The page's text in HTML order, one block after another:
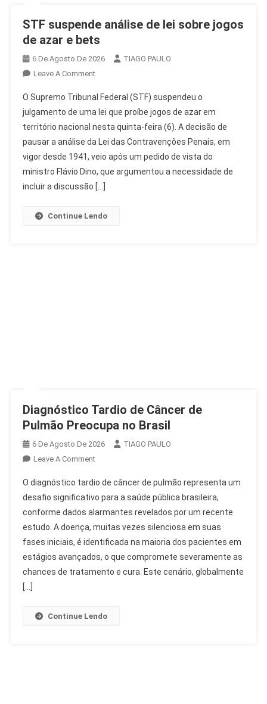
STF suspende análise de lei sobre jogos
de azar e bets
6 De Agosto De 2026
TIAGO PAULO
Leave A CommentOn
Suspende
Análise
De
Lei
Sobre
Jogos
De
O Supremo Tribunal Federal (STF) suspendeu o
julgamento de uma lei que proíbe jogos de azar em
território nacional nesta quinta-feira (6). A decisão de
pausar a análise da Lei das Contravenções Penais, em
vigor desde 1941, veio após um pedido de vista do
ministro Flávio Dino, que argumentou a necessidade de
incluir a discussão […]
Continue Lendo
Diagnóstico Tardio de Câncer de
Pulmão Preocupa no Brasil
6 De Agosto De 2026
TIAGO PAULO
Leave A CommentOn
Tardio
De
Câncer
De
Pulmão
Preocupa
O diagnóstico tardio de câncer de pulmão representa um
desafio significativo para a saúde pública brasileira,
conforme dados alarmantes revelados por um recente
estudo. A doença, muitas vezes silenciosa em suas
fases iniciais, é identificada na maioria dos pacientes em
estágios avançados, o que compromete severamente as
chances de tratamento e cura. Este cenário, globalmente
[…]
Continue Lendo